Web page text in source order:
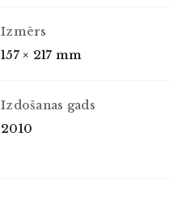
Izmērs
157 × 217 mm
Izdošanas gads
2010